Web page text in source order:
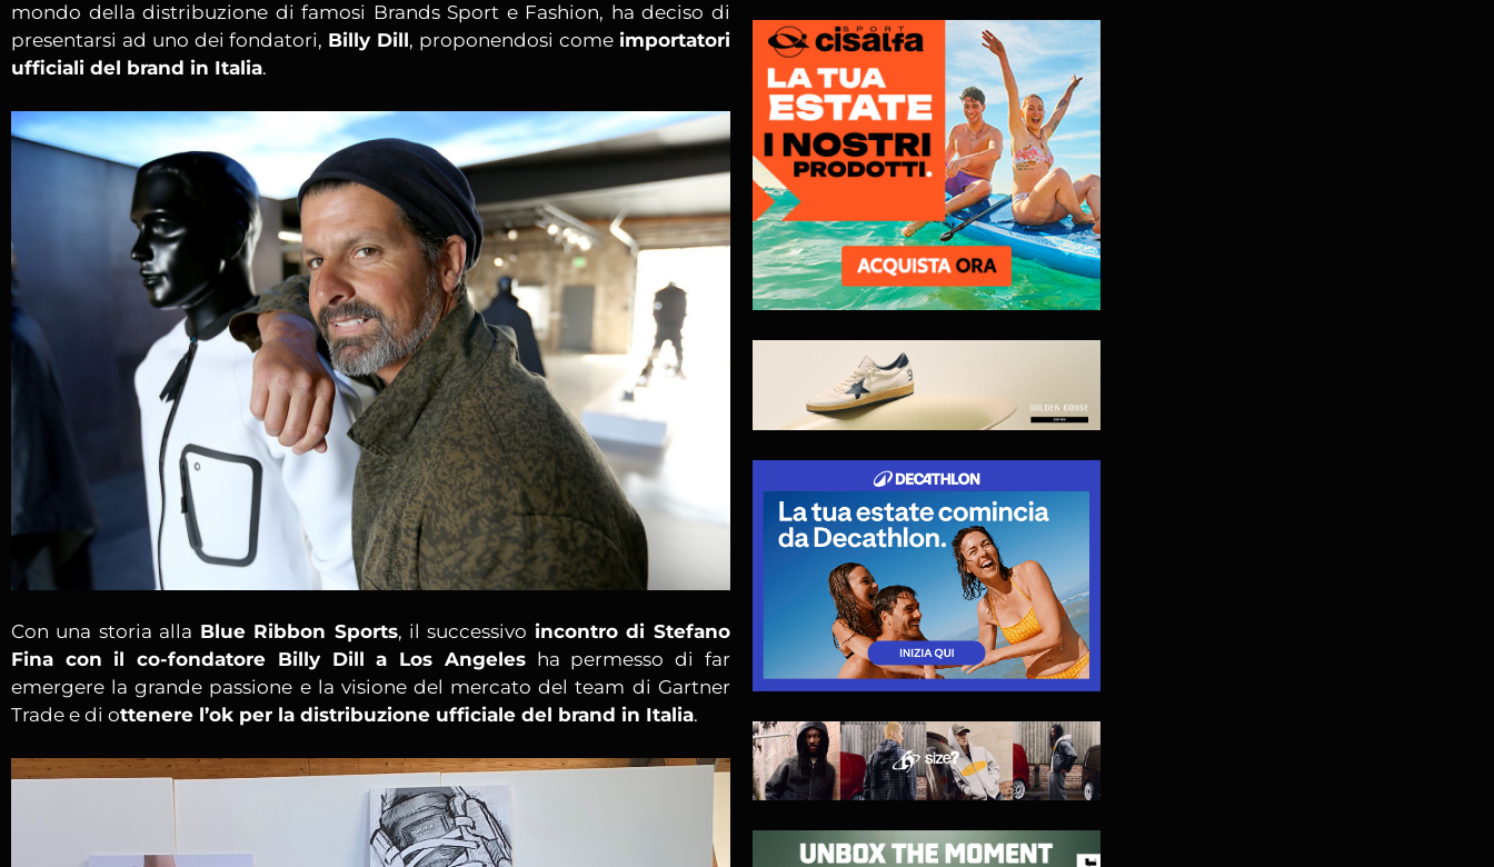
mondo della distribuzione di famosi Brands Sport e Fashion, ha deciso di
presentarsi ad uno dei fondatori, Billy Dill, proponendosi come importatori
ufficiali del brand in Italia.
Con una storia alla Blue Ribbon Sports, il successivo incontro di Stefano
Fina con il co-fondatore Billy Dill a Los Angelesha permesso di far
emergere la grande passione e la visione del mercato del team di Gartner
Trade e di ottenere l’ok per la distribuzione ufficiale del brand in Italia.